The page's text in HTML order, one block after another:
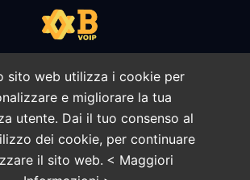
sito web utilizza i cookie per
e migliorare la tua
utente. Dai il tuo consenso al
dei cookie, per continuare
il sito web. < Maggiori